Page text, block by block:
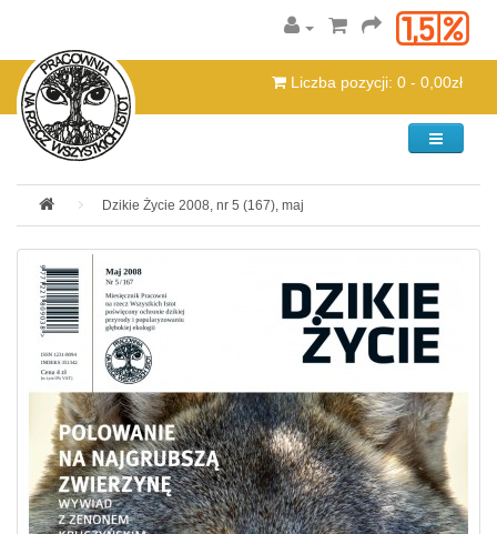
Liczba pozycji: 0 - 0,00zł
Kategorie
Dzikie Życie 2008, nr 5 (167), maj